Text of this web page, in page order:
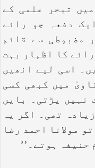
تبحر علمی کے
دفعہ جو رائے
مضبوطی سے قائم
کا اظہار بہت
اسی لیے انھیں
میں کبھی کسی
نہیں پڑتی۔ بایں
تھی۔ اگر یہ
مولانا احمد رضا
ہوتے۔’’